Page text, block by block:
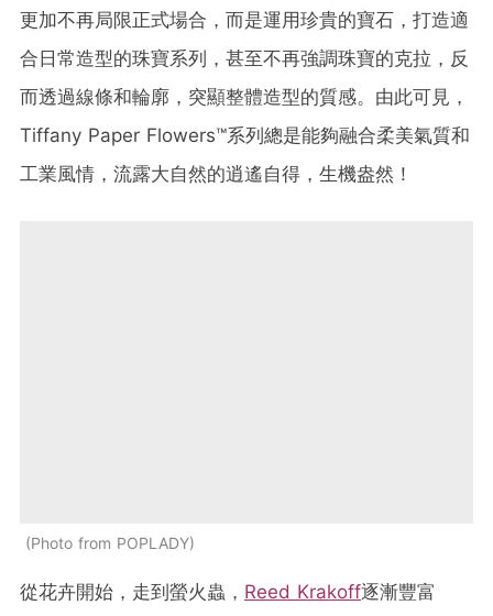
更加不再局限正式場合，而是運用珍貴的寶石，打造適
合日常造型的珠寶系列，甚至不再強調珠寶的克拉，反
而透過線條和輪廓，突顯整體造型的質感。由此可見，
Tiffany Paper Flowers™系列總是能夠融合柔美氣質和
工業風情，流露大自然的逍遙自得，生機盎然！
Photo from POPLADY
從花卉開始，走到螢火蟲， Reed Krakoff逐漸豐富